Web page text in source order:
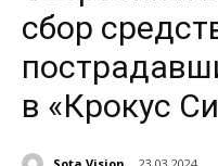
сбор
в «Крокус